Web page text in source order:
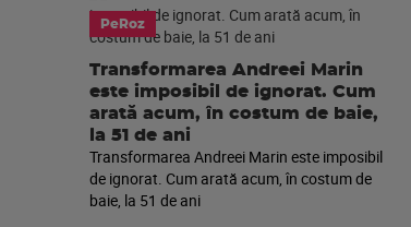
PeRoz
Transformarea Andreei Marin
este imposibil de ignorat. Cum
arată acum, în costum de baie,
la 51 de ani
Transformarea Andreei Marin este imposibil
de ignorat. Cum arată acum, în costum de
baie, la 51 de ani